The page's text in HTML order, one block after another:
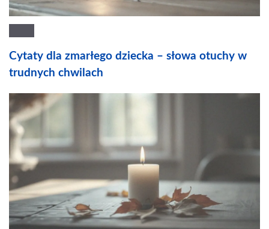
Cytaty dla zmarłego dziecka – słowa otuchy w
trudnych chwilach